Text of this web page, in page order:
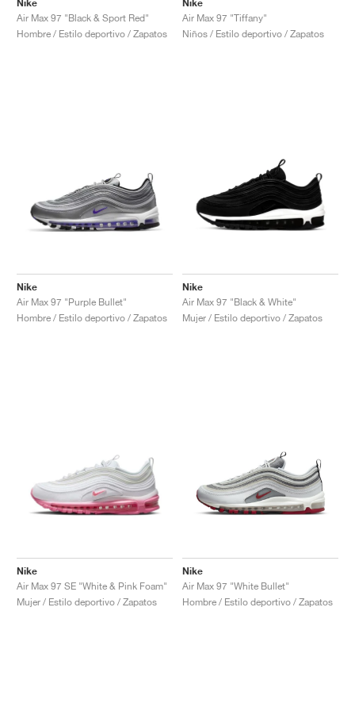
Nike
Air Max 97 "Black & Sport Red"
Hombre / Estilo deportivo / Zapatos
Nike
Air Max 97 "Tiffany"
Niños / Estilo deportivo / Zapatos
Nike
Air Max 97 "Purple Bullet"
Hombre / Estilo deportivo / Zapatos
Nike
Air Max 97 "Black & White"
Mujer / Estilo deportivo / Zapatos
Nike
Air Max 97 SE "White & Pink Foam"
Mujer / Estilo deportivo / Zapatos
Nike
Air Max 97 "White Bullet"
Hombre / Estilo deportivo / Zapatos